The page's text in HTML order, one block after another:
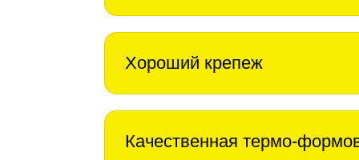
Хороший крепеж
Качественная термо-